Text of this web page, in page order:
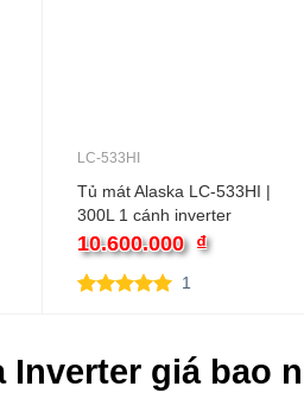
LC-533HI
Tủ mát Alaska LC-533HI |
300L 1 cánh inverter
10.600.000 ₫
1
Inverter giá bao